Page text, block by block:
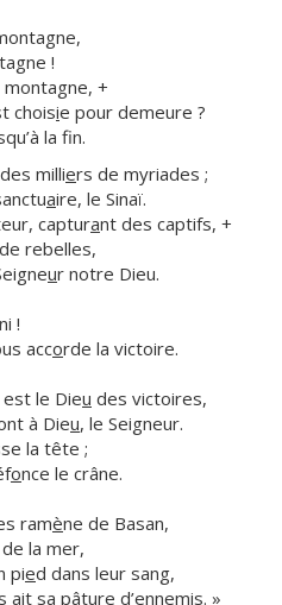
!
+
choisie pour demeure ?
la fin.
milliers de myriades ;
aire, le Sinaï.
capturant des captifs, +
rebelles,
ur notre Dieu.
!
accorde la victoire.
le Dieu des victoires,
à Dieu, le Seigneur.
la tête ;
once le crâne.
ramène de Basan,
la mer,
pied dans leur sang,
ait sa pâture d’ennemis. »